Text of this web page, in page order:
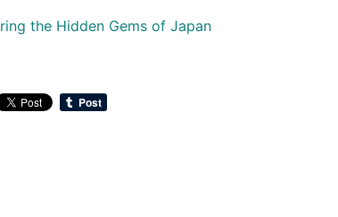
the Hidden Gems of Japan